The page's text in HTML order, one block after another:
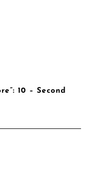
10 – Second